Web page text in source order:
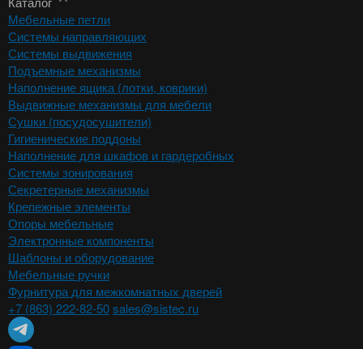
Мебельные петли
Системы направляющих
Системы выдвижения
Подъемные механизмы
Наполнение ящика (лотки, коврики)
Выдвижные механизмы для мебели
Сушки (посудосушители)
Гигиенические поддоны
Наполнение для шкафов и гардеробных
Системы зонирования
Секретерные механизмы
Крепежные элементы
Опоры мебельные
Электронные компоненты
Шаблоны и оборудование
Мебельные ручки
Фурнитура для межкомнатных дверей
+7 (863) 222-82-50sales@sistec.ru